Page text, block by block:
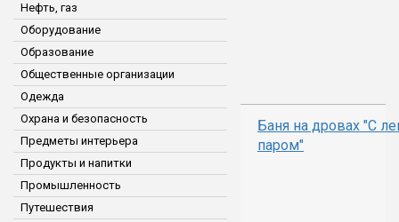
Нефть, газ
Оборудование
Образование
Общественные организации
Одежда
Охрана и безопасность
Предметы интерьера
Продукты и напитки
Промышленность
Путешествия
Баня на дровах "С
паром"